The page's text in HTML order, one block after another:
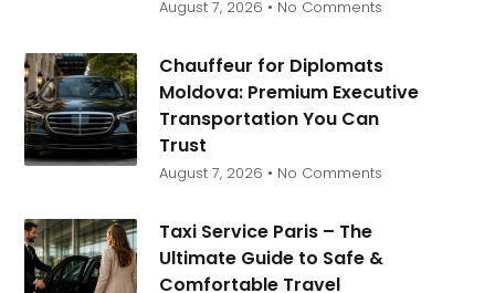
August 7, 2026 No Comments
Chauffeur for Diplomats
Moldova: Premium Executive
Transportation You Can
Trust
August 7, 2026 No Comments
Taxi Service Paris – The
Ultimate Guide to Safe &
Comfortable Travel